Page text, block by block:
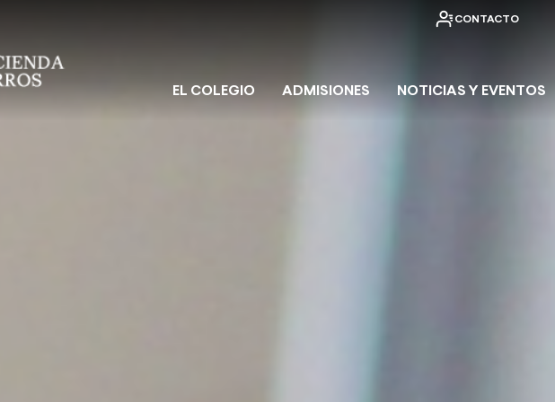
CONTACTO
EL COLEGIO ADMISIONES NOTICIAS Y EVENTOS